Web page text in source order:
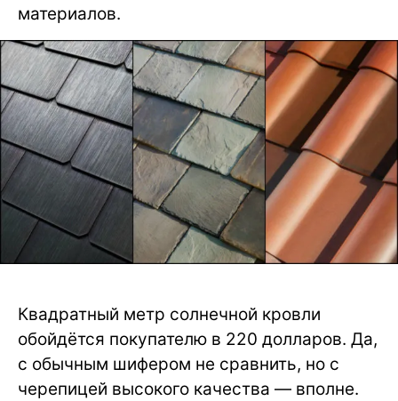
материалов.
Квадратный метр солнечной кровли
обойдётся покупателю в 220 долларов. Да,
с обычным шифером не сравнить, но с
черепицей высокого качества — вполне.